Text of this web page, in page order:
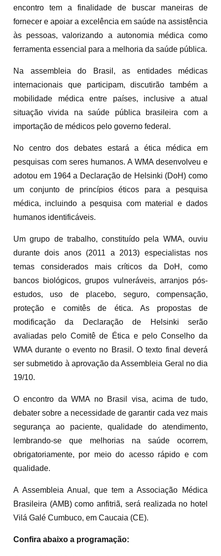
encontro tem a finalidade de buscar maneiras de
fornecer e apoiar a excelência em saúde na assistência
às pessoas, valorizando a autonomia médica como
ferramenta essencial para a melhoria da saúde pública.
Na assembleia do Brasil, as entidades médicas
internacionais que participam, discutirão também a
mobilidade médica entre países, inclusive a atual
situação vivida na saúde pública brasileira com a
importação de médicos pelo governo federal.
No centro dos debates estará a ética médica em
pesquisas com seres humanos. A WMA desenvolveu e
adotou em 1964 a Declaração de Helsinki (DoH) como
um conjunto de princípios éticos para a pesquisa
médica, incluindo a pesquisa com material e dados
humanos identificáveis.
Um grupo de trabalho, constituído pela WMA, ouviu
durante dois anos (2011 a 2013) especialistas nos
temas considerados mais críticos da DoH, como
bancos biológicos, grupos vulneráveis, arranjos pós-
estudos, uso de placebo, seguro, compensação,
proteção e comitês de ética. As propostas de
modificação da Declaração de Helsinki serão
avaliadas pelo Comitê de Ética e pelo Conselho da
WMA durante o evento no Brasil. O texto final deverá
ser submetido à aprovação da Assembleia Geral no dia
19/10.
O encontro da WMA no Brasil visa, acima de tudo,
debater sobre a necessidade de garantir cada vez mais
segurança ao paciente, qualidade do atendimento,
lembrando-se que melhorias na saúde ocorrem,
obrigatoriamente, por meio do acesso rápido e com
qualidade.
A Assembleia Anual, que tem a Associação Médica
Brasileira (AMB) como anfitriã, será realizada no hotel
Vilá Galé Cumbuco, em Caucaia (CE).
Confira abaixo a programação: